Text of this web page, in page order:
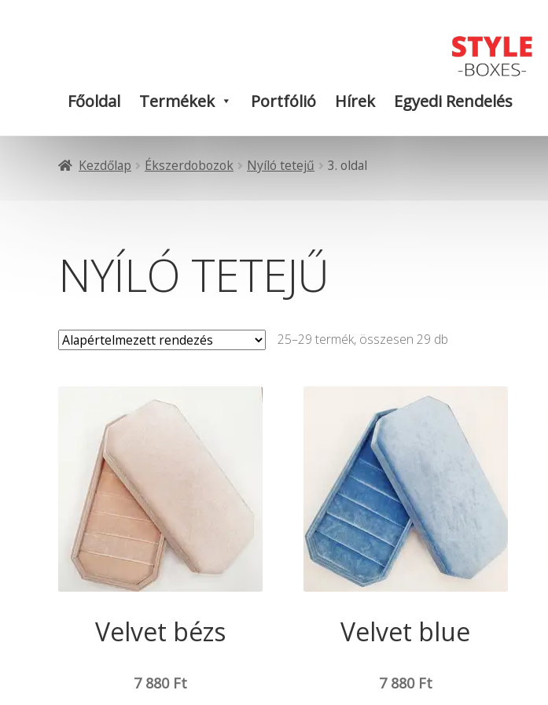
Főoldal Termékek Portfólió Hírek Egyedi Rendelés
Kezdőlap Ékszerdobozok Nyíló tetejű 3. oldal
NYÍLÓ TETEJŰ
25–29 termék, összesen 29 db
Velvet bézs
7 880 Ft
Velvet blue
7 880 Ft